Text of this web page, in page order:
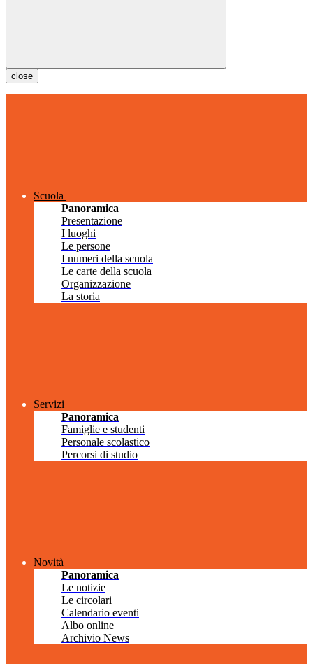
close
Scuola
Panoramica
Presentazione
I luoghi
Le persone
I numeri della scuola
Le carte della scuola
Organizzazione
La storia
Servizi
Panoramica
Famiglie e studenti
Personale scolastico
Percorsi di studio
Novità
Panoramica
Le notizie
Le circolari
Calendario eventi
Albo online
Archivio News